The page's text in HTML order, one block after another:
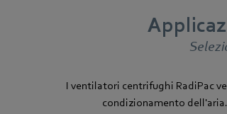
I ventilatori centrifughi RadiPac
condizionamento